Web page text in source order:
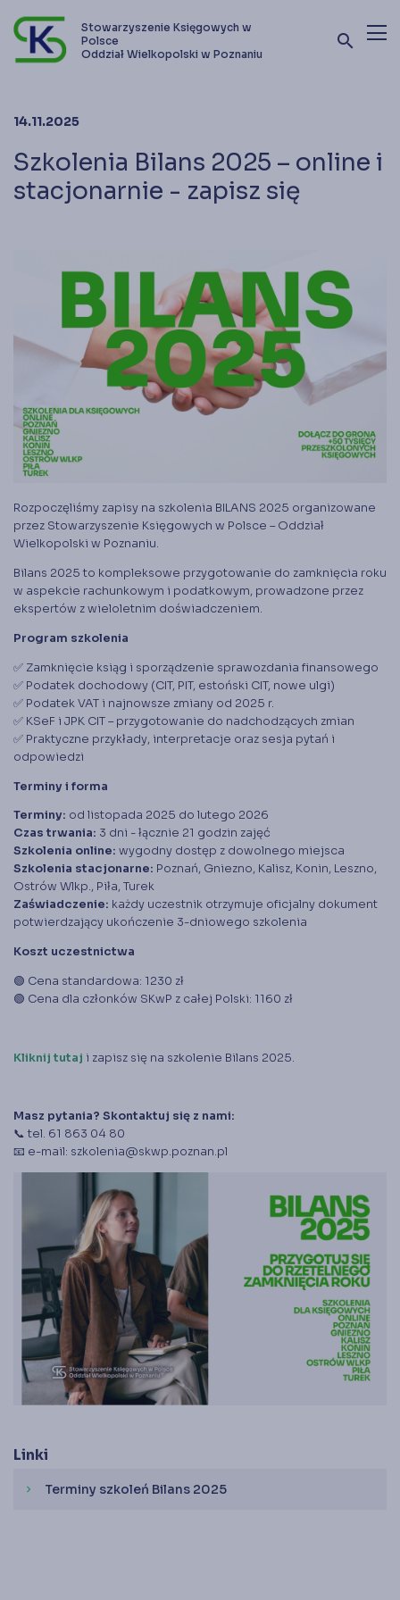
Stowarzyszenie Księgowych w
Polsce
Oddział Wielkopolski w Poznaniu
search
Stowarzyszenie
Zostań członkiem SKwP
Księgarnia
Międzynarodowej Federacji Księgowych (IFAC)
14.11.2025
Szkolenia Bilans 2025 – online i
stacjonarnie - zapisz się
Rozpoczęliśmy zapisy na szkolenia BILANS 2025 organizowane
przez Stowarzyszenie Księgowych w Polsce – Oddział
Wielkopolski w Poznaniu.
Bilans 2025 to kompleksowe przygotowanie do zamknięcia roku
w aspekcie rachunkowym i podatkowym, prowadzone przez
ekspertów z wieloletnim doświadczeniem.
Program szkolenia
✅ Zamknięcie ksiąg i sporządzenie sprawozdania finansowego
✅ Podatek dochodowy (CIT, PIT, estoński CIT, nowe ulgi)
✅ Podatek VAT i najnowsze zmiany od 2025 r.
✅ KSeF i JPK CIT – przygotowanie do nadchodzących zmian
✅ Praktyczne przykłady, interpretacje oraz sesja pytań i
odpowiedzi
Terminy i forma
Terminy: od listopada 2025 do lutego 2026
Czas trwania: 3 dni - łącznie 21 godzin zajęć
Szkolenia online: wygodny dostęp z dowolnego miejsca
Szkolenia stacjonarne: Poznań, Gniezno, Kalisz, Konin, Leszno,
Ostrów Wlkp., Piła, Turek
Zaświadczenie: każdy uczestnik otrzymuje oficjalny dokument
potwierdzający ukończenie 3-dniowego szkolenia
Koszt uczestnictwa
🟢 Cena standardowa: 1230 zł
🟢 Cena dla członków SKwP z całej Polski: 1160 zł
Kliknij tutaj i zapisz się na szkolenie Bilans 2025.
Masz pytania? Skontaktuj się z nami:
📞 tel. 61 863 04 80
📧 e-mail: szkolenia@skwp.poznan.pl
Linki
chevron_right Terminy szkoleń Bilans 2025